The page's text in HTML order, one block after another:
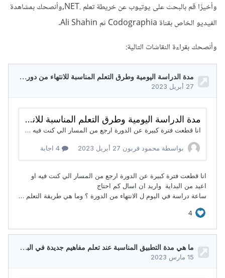
وأخيرًا قم بالبحث على يوتيوب عن خريطة تعلم .NET,وأنصحك بمشاهدة
الفيديو الخاص بقناة Codographia ثم Ali Shahin.
وأنصحك بقراءة النقاشات التالية: